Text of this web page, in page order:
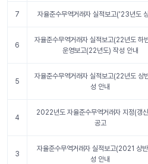
7 자율준수무역거래자 실적보고('23년도
6
자율준수무역거래자 실적보고(22년도 하
운영보고(22년도) 작성 안내
5
자율준수무역거래자 실적보고(22년도 상
성 안내
4
2022년도 자율준수무역거래자 지정(갱
공고
3
자율준수무역거래자 실적보고(2021 상
성 안내